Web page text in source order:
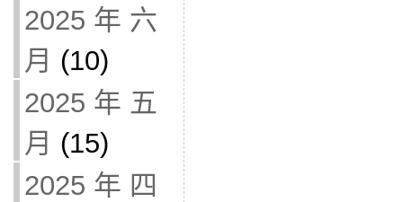
2025 年 六
月 (10)
2025 年 五
月 (15)
2025 年 四